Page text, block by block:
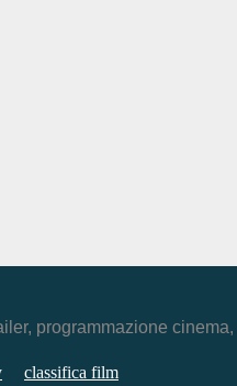
programmazione
classifica film